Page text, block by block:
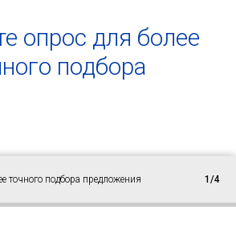
опрос для более
подбора
точного подбора предложения 1/4